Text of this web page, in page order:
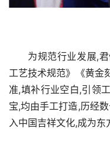
为规范行业发展,
工艺技术规范》《黄金
准,填补行业空白,引领
宝,均由手工打造,历经
入中国吉祥文化,成为东